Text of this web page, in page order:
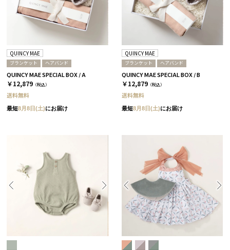
QUINCY MAE
ブランケット ヘアバンド
QUINCY MAE SPECIAL BOX / A
￥12,879 （税込）
送料無料
最短8月8日(土)にお届け
QUINCY MAE
ブランケット ヘアバンド
QUINCY MAE SPECIAL BOX / B
￥12,879 （税込）
送料無料
最短8月8日(土)にお届け